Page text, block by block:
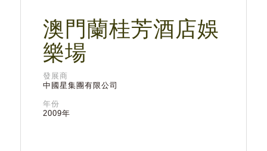
澳門蘭桂芳酒店娛
樂場
發展商
中國星集團有限公司
年份
2009年